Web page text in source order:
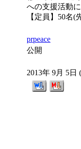
への支援活動
【定員】50名(
prpeace
公開
2013年 9月 5日